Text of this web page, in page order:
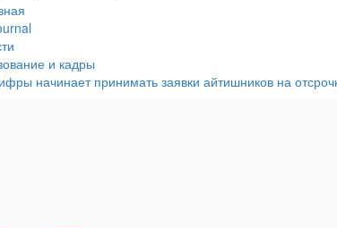
и кадры
начинает принимать заявки айтишников на